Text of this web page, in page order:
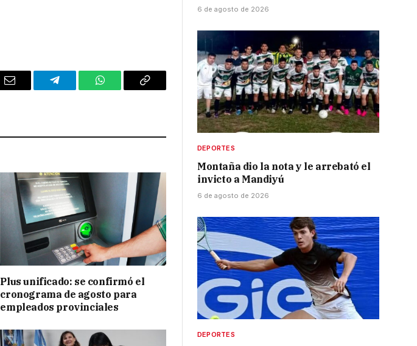
Email Telegram WhatsAppCopy
Plus unificado: se confirmó el
cronograma de agosto para
empleados provinciales
6 de agosto de 2026
DEPORTES
Montaña dio la nota y le arrebató el
invicto a Mandiyú
6 de agosto de 2026
DEPORTES